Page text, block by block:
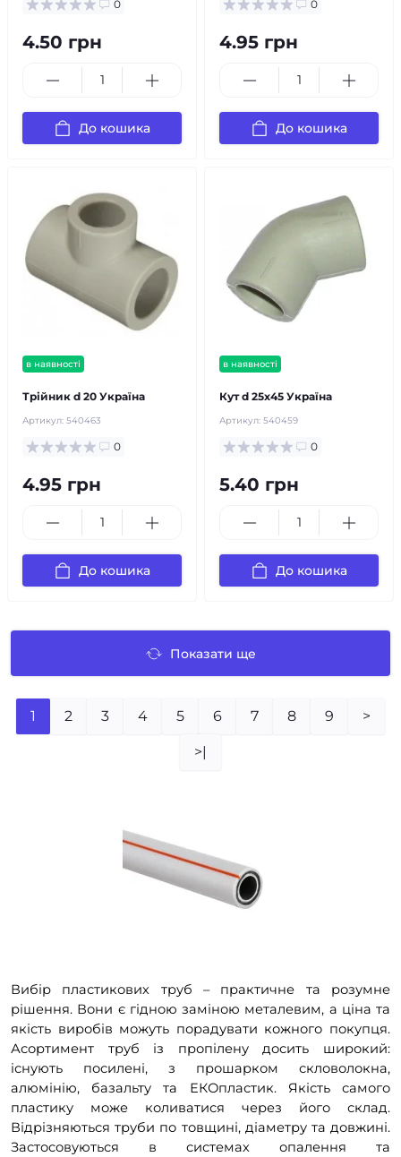
0
4.50 грн
До кошика
0
4.95 грн
До кошика
в наявності
Трійник d 20 Україна
Артикул: 540463
0
4.95 грн
До кошика
в наявності
Кут d 25х45 Україна
Артикул: 540459
0
5.40 грн
До кошика
Показати ще
1 2 3 4 5 6 7 8 9 >
>|
Вибір пластикових труб – практичне та розумне
рішення. Вони є гідною заміною металевим, а ціна та
якість виробів можуть порадувати кожного покупця.
Асортимент труб із пропілену досить широкий:
існують посилені, з прошарком скловолокна,
алюмінію, базальту та ЕКОпластик. Якість самого
пластику може коливатися через його склад.
Відрізняються труби по товщині, діаметру та довжині.
Застосовуються в системах опалення та